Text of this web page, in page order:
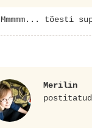
Mmmmm... tõesti
Merilin